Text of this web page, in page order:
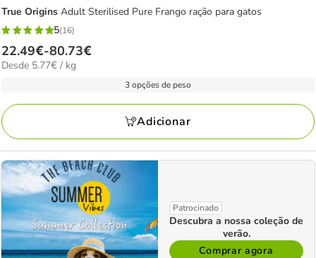
True Origins Adult Sterilised Pure Frango ração para gatos
5
estrelas
com
avaliações
5(16)
Preço
de
80.73€
22.49€-80.73€
5.77€
Desde 5.77€ / kg
3 opções de peso
Adicionar
Patrocinado
Descubra a nossa coleção de
verão.
Comprar agora